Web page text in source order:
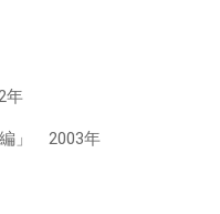
年
編」 2003年